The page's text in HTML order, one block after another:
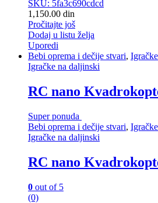
SKU: 5fa3c690cdcd
1,150.00 din
Pročitajte još
Dodaj u listu želja
Uporedi
Bebi oprema i dečije stvari,
Igračke na daljinski
RC nano
Super ponuda
Bebi oprema i dečije stvari,
Igračke na daljinski
RC nano
0 out of 5
(0)